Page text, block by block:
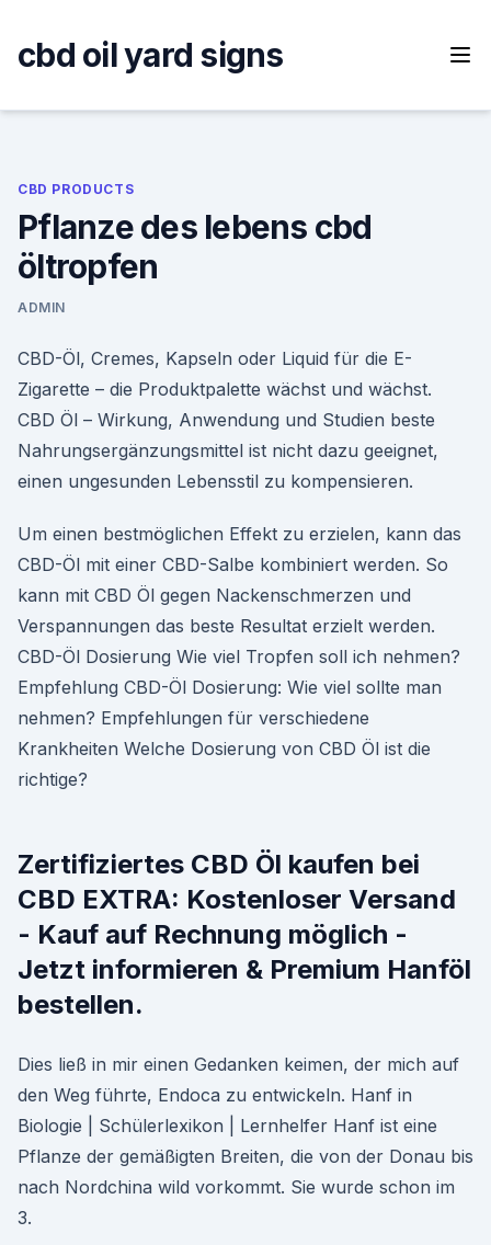
content
cbd oil yard signs
CBD PRODUCTS
Pflanze des lebens cbd
öltropfen
ADMIN
CBD-Öl, Cremes, Kapseln oder Liquid für die E-
Zigarette – die Produktpalette wächst und wächst.
CBD Öl – Wirkung, Anwendung und Studien beste
Nahrungsergänzungsmittel ist nicht dazu geeignet,
einen ungesunden Lebensstil zu kompensieren.
Um einen bestmöglichen Effekt zu erzielen, kann das
CBD-Öl mit einer CBD-Salbe kombiniert werden. So
kann mit CBD Öl gegen Nackenschmerzen und
Verspannungen das beste Resultat erzielt werden.
CBD-Öl Dosierung Wie viel Tropfen soll ich nehmen?
Empfehlung CBD-Öl Dosierung: Wie viel sollte man
nehmen? Empfehlungen für verschiedene
Krankheiten Welche Dosierung von CBD Öl ist die
richtige?
Zertifiziertes CBD Öl kaufen bei
CBD EXTRA: Kostenloser Versand
- Kauf auf Rechnung möglich -
Jetzt informieren & Premium Hanföl
bestellen.
Dies ließ in mir einen Gedanken keimen, der mich auf
den Weg führte, Endoca zu entwickeln. Hanf in
Biologie | Schülerlexikon | Lernhelfer Hanf ist eine
Pflanze der gemäßigten Breiten, die von der Donau bis
nach Nordchina wild vorkommt. Sie wurde schon im
3.